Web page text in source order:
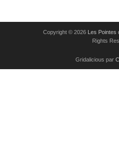
Copyright © 2026 Les Pointes
Rights
Gridalicious par